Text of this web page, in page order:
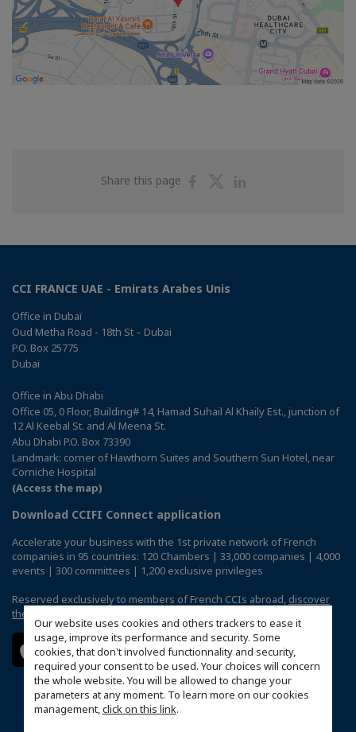
Our website uses cookies and others trackers to ease it
usage, improve its performance and security. Some
cookies, that don't involved functionnality and security,
required your consent to be used. Your choices will concern
the whole website. You will be allowed to change your
parameters at any moment. To learn more on our cookies
management,click on this link.
Share this page
ShareShare
CCI FRANCE UAE - Emirats Arabes Unis
Office in Dubaï
Oud Metha Road - 18th St – Dubai
P.O. Box 25775
Dubaï
Office in Abu Dhabi
Office 05, 0 Floor, Building# 14, Hamad Suhail Al Khaily Est., junction of
12 Al Keebal St. and Al Meena St.
Abu Dhabi P.O. Box 73390
Landmark: corner of Hawthorn Suites and Southern Sun Hotel, near
Corniche Hospital
(Access the map)
Download CCIFI Connect application
Accelerate your business with the 1st private network of French
companies in 95 countries: 120 Chambers | 33,000 companies | 4,000
events | 300 committees | 1,200 exclusive privileges
Reserved exclusively to members of French CCIs abroad, discover
the CCIFI Connect app